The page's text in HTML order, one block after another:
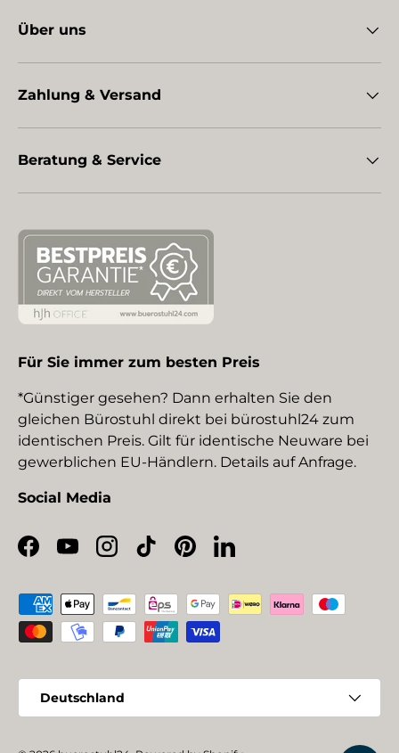
Über uns
Zahlung & Versand
Beratung & Service
Für Sie immer zum besten Preis
*Günstiger gesehen? Dann erhalten Sie den
gleichen Bürostuhl direkt bei bürostuhl24 zum
identischen Preis. Gilt für identische Neuware bei
gewerblichen EU-Händlern. Details auf Anfrage.
Social Media
Facebook
YouTubeInstagram
TikTokPinterestLinkedIn
Zahlungsmethoden
Deutschland